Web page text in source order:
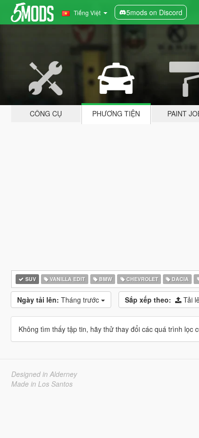
Tiếng Việt 5mods on Discord
CÔNG CỤ PHƯƠNG TIỆN PAINT
SUV VANILLA EDIT BMW CHEVROLET DACIA
Ngày tải lên: Tháng trước Sắp xếp theo: Tải
Không tìm thấy tập tin, hãy thử thay đổi các quá trình lọc
Designed in Alderney
Made in Los Santos